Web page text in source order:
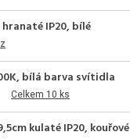
hranaté IP20, bílé
bílá barva svítidla
Celkem 10 ks
kulaté IP20, kouřové